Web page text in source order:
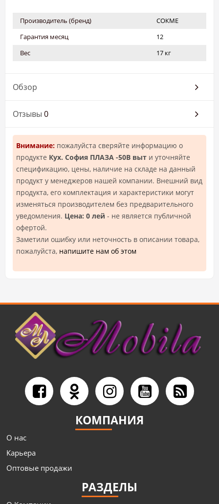
Производитель (бренд)
СОКМЕ
Гарантия месяц
12
Вес
17 кг
Обзор
Отзывы 0
Внимание: пожалуйста сверяйте информацию о
продукте Кух. София ПЛАЗА -50В выт и уточняйте
спецификацию, цены, наличие на складе на данный
продукт у менеджеров нашей компании. Внешний вид
продукта, его комплектация и характеристики могут
изменяться производителем без предварительного
уведомления. Цена: 0 лей - не является публичной
офертой.
Заметили ошибку или неточность в описании товара,
пожалуйста, напишите нам об этом
КОМПАНИЯ
О нас
Карьера
Оптовые продажи
РАЗДЕЛЫ